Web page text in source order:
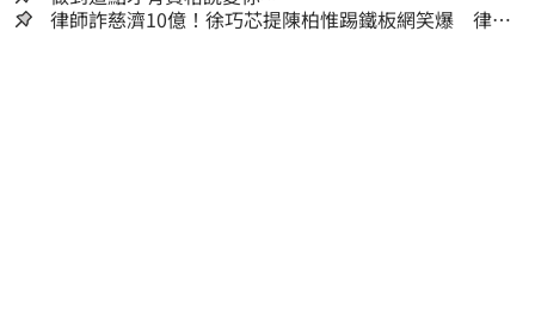
律師詐慈濟10億！徐巧芯提陳柏惟踢鐵板網笑爆 律師